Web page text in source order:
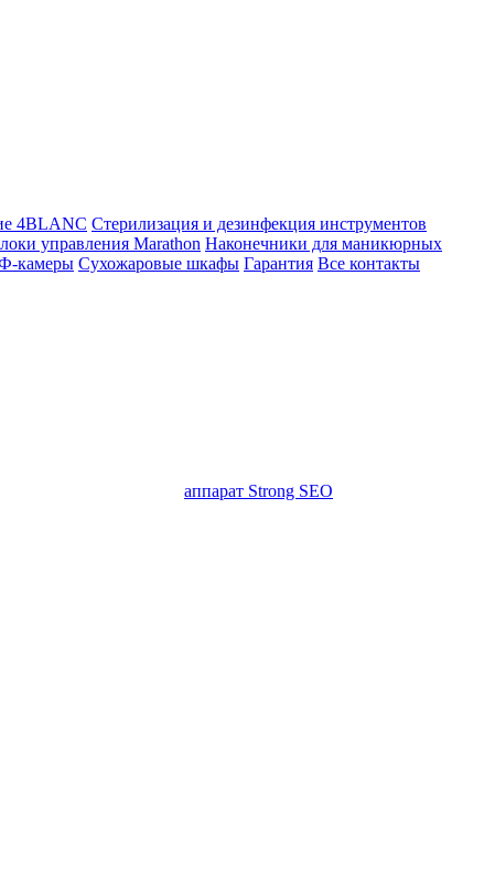
4BLANC Стерилизация и дезинфекция инструментов
управления Marathon Наконечники для маникюрных
камеры Сухожаровые шкафы Гарантия Все контакты
аппарат Strong SEO